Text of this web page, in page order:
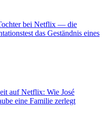
bei Netflix — die
das Geständnis eines
auf Netflix: Wie José
eine Familie zerlegt